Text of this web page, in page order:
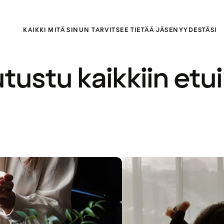
KAIKKI MITÄ SINUN TARVITSEE TIETÄÄ JÄSENYYDESTÄSI
kaikkiin